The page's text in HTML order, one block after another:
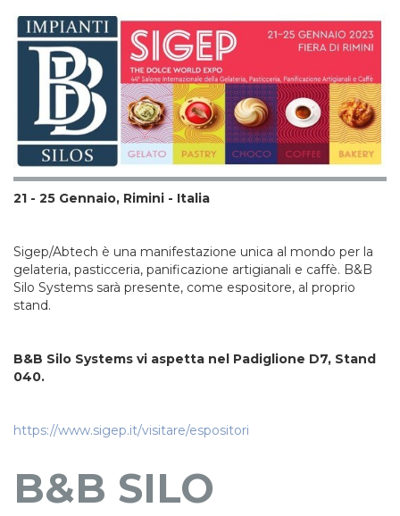
21 - 25 Gennaio, Rimini - Italia
Sigep/Abtech è una manifestazione unica al mondo per la
gelateria, pasticceria, panificazione artigianali e caffè. B&B
Silo Systems sarà presente, come espositore, al proprio
stand.
B&B Silo Systems vi aspetta nel Padiglione D7, Stand
040.
https://www.sigep.it/visitare/espositori
B&B SILO